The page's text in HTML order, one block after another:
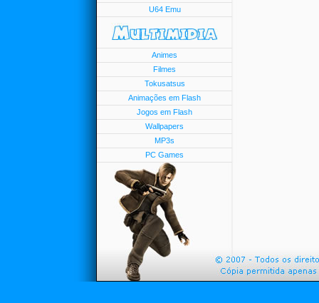
U64 Emu
Animes
Filmes
Tokusatsus
Animações em Flash
Jogos em Flash
Wallpapers
MP3s
PC Games